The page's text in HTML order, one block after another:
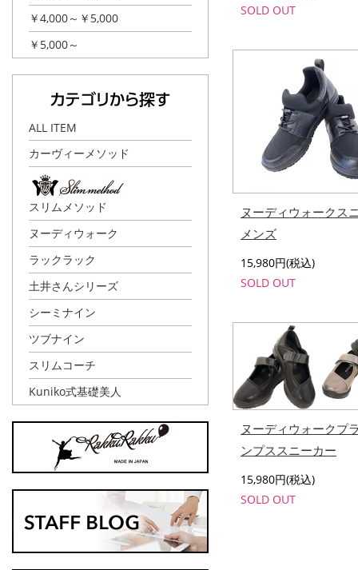
SOLD OUT
ヌーディウォークス
メンズ
15,980円(税込)
SOLD OUT
ヌーディウォーク
ンプススニーカー
15,980円(税込)
SOLD OUT
￥4,000～￥5,000
￥5,000～
ALL ITEM
カーヴィーメソッド
スリムメソッド
ヌーディウォーク
ラックラック
土井さんシリーズ
シーミナイン
ツブナイン
スリムコーチ
Kuniko式基礎美人